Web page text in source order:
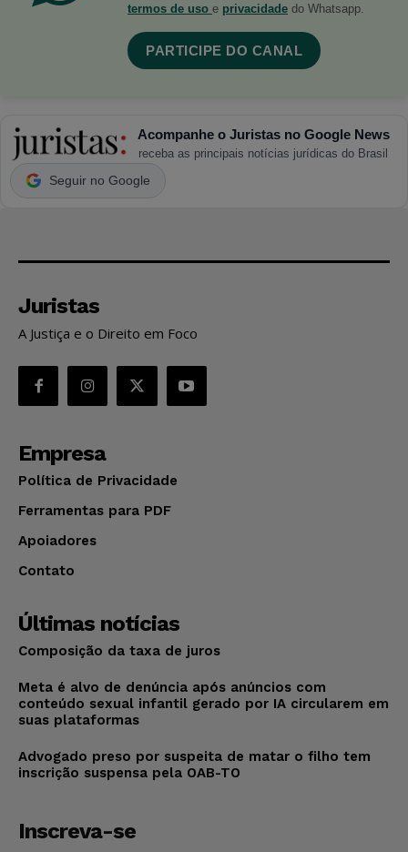
termos de uso e privacidade do Whatsapp.
PARTICIPE DO CANAL
Acompanhe o Juristas no Google News
receba as principais notícias jurídicas do Brasil
Seguir no Google
Juristas
A Justiça e o Direito em Foco
Empresa
Política de Privacidade
Ferramentas para PDF
Apoiadores
Contato
Últimas notícias
Composição da taxa de juros
Meta é alvo de denúncia após anúncios com
conteúdo sexual infantil gerado por IA circularem em
suas plataformas
Advogado preso por suspeita de matar o filho tem
inscrição suspensa pela OAB-TO
Inscreva-se